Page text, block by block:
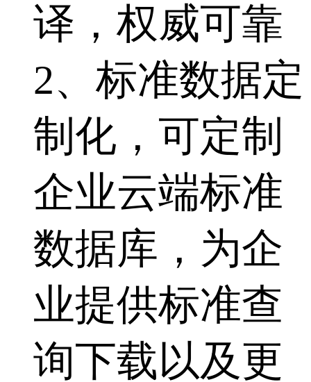
译，权威可靠
2、标准数据定
制化，可定制
企业云端标准
数据库，为企
业提供标准查
询下载以及更